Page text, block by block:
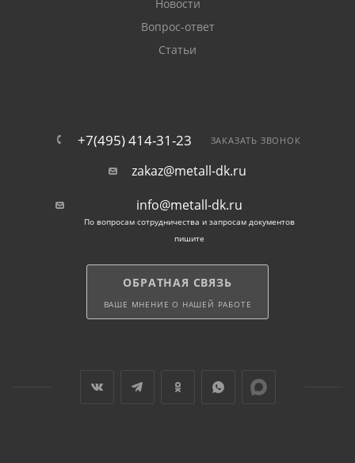
Новости
Вопрос-ответ
Статьи
+7(495) 414-31-23 ЗАКАЗАТЬ ЗВОНОК
zakaz@metall-dk.ru
info@metall-dk.ru
По вопросам сотрудничества и запросам документов
пишите
ОБРАТНАЯ СВЯЗЬ
ВАШЕ МНЕНИЕ О НАШЕЙ РАБОТЕ